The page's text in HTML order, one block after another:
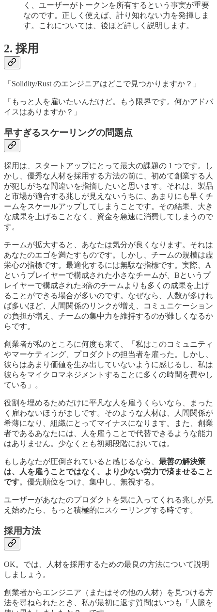
く、ユーザーがトークンを所有するという事実が重要
なのです。正しく使えば、計り知れない力を発揮しま
す。これについては、後ほど詳しく説明します。
2. 採用
「Solidity/Rust のエンジニアはどこで見つかりますか？」
「もっと人を雇いたいんだけど。もう限界です。何かアドバ
イスはありますか？」
早すぎるスケーリングの問題点
採用は、スタートアップにとって最大の課題の 1 つです。し
かし、優秀な人材を採用する方法の前に、初めて創業する人
が犯しがちな間違いを指摘したいと思います。それは、製品
と市場が適合する兆しが見えないうちに、あまりにも早くチ
ームをスケールアップしてしまうことです。その結果、大き
な成果を上げることなく、資金を急速に消費してしまうので
す。
チームが拡大すると、あなたは気分が良くなります。それは
あなたのエゴを満たすものです。しかし、チームの規模は虚
栄心の指標です。最適化するには無駄な指標です。実際、A
というプレイヤーで構成された小さなチームが、Bというプ
レイヤーで構成された3倍のチームよりも多くの成果を上げ
ることができる場合が多いのです。なぜなら、人数が多けれ
ば多いほど、人間関係のリンクが増え、コミュニケーション
の負担が増え、チームの集中力を維持するのが難しくなるか
らです。
創業者が私のところに何度も来て、「私はこのコミュニティ
やマーケティング、プロダクトの担当者を雇った。しかし、
彼らはあまり価値を生み出していないように感じるし、私は
彼らをマイクロマネジメントすることに多くの時間を費やし
ている」。
役割を埋めるためだけに平凡な人を雇うくらいなら、まった
く雇わないほうがましです。そのような人材は、人間関係が
希薄になり、組織にとってマイナスになります。また、創業
者であるあなたには、人を雇うことで代替できるような能力
はありません。少なくとも初期段階においては。
もしあなたが圧倒されていると感じるなら、 最善の解決策
は、人を雇うことではなく、より少ない労力で済ませること
です。優先順位をつけ、集中し、無視する。
ユーザーがあなたのプロダクトを気に入ってくれる兆しが見
え始めたら、もっと積極的にスケーリングする時です。
採用方法
OK。では、人材を採用するための最良の方法について説明
しましょう。
創業者からエンジニア（またはその他の人材）を見つける方
法を尋ねられたとき、私が最初に返す質問はいつも「人脈を